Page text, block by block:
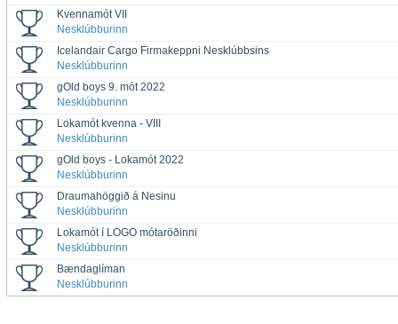
Kvennamót VII
Nesklúbburinn
Icelandair Cargo Firmakeppni Nesklúbbsins
Nesklúbburinn
gOld boys 9. mót 2022
Nesklúbburinn
Lokamót kvenna - VIII
Nesklúbburinn
gOld boys - Lokamót 2022
Nesklúbburinn
Draumahöggið á Nesinu
Nesklúbburinn
Lokamót í LOGO mótaröðinni
Nesklúbburinn
Bændaglíman
Nesklúbburinn